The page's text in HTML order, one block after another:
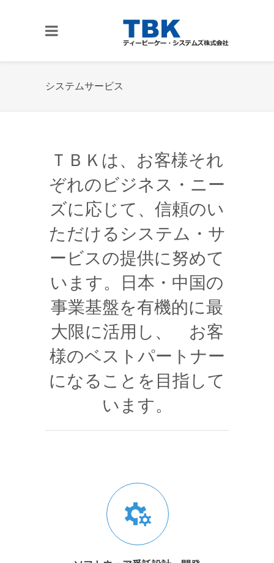
システムサービス
ＴＢＫは、お客様それ
ぞれのビジネス・ニー
ズに応じて、信頼のい
ただけるシステム・サ
ービスの提供に努めて
います。日本・中国の
事業基盤を有機的に最
大限に活用し、 お客
様のベストパートナー
になることを目指して
います。